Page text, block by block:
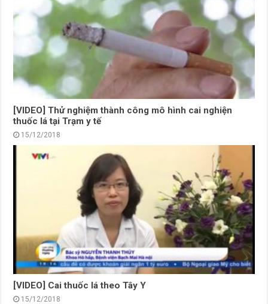
[VIDEO] Thử nghiệm thành công mô hình cai nghiện
thuốc lá tại Trạm y tế
15/12/2018
[VIDEO] Cai thuốc lá theo Tây Y
15/12/2018